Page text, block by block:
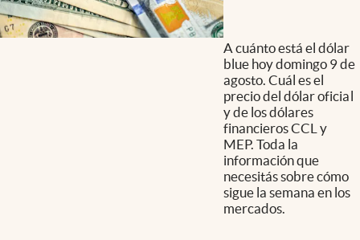
A cuánto está el dólar
blue hoy domingo 9 de
agosto. Cuál es el
precio del dólar oficial
y de los dólares
financieros CCL y
MEP. Toda la
información que
necesitás sobre cómo
sigue la semana en los
mercados.